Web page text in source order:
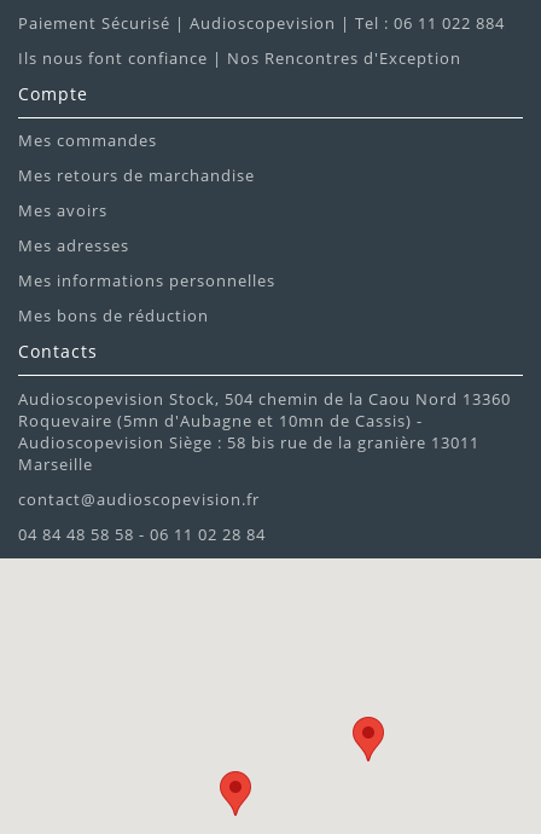
Paiement Sécurisé | Audioscopevision | Tel : 06 11 022 884
Ils nous font confiance | Nos Rencontres d'Exception
Compte
Mes commandes
Mes retours de marchandise
Mes avoirs
Mes adresses
Mes informations personnelles
Mes bons de réduction
Contacts
Audioscopevision Stock, 504 chemin de la Caou Nord 13360
Roquevaire (5mn d'Aubagne et 10mn de Cassis) -
Audioscopevision Siège : 58 bis rue de la granière 13011
Marseille
contact@audioscopevision.fr
04 84 48 58 58 - 06 11 02 28 84